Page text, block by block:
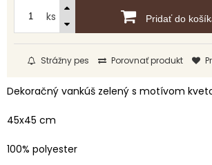
ks Pridať do
Strážny pes Porovnať produkt
Dekoračný vankúš zelený s motívom
45x45 cm
100% polyester